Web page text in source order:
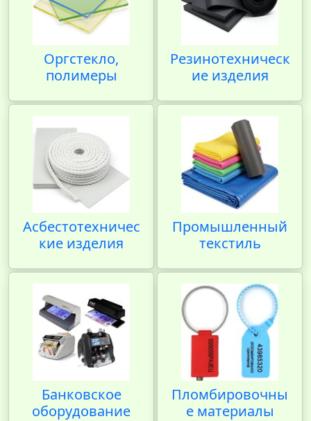
Оргстекло,
полимеры
Резинотехническ
ие изделия
Асбестотехничес
кие изделия
Промышленный
текстиль
Банковское
оборудование
Пломбировочны
е материалы